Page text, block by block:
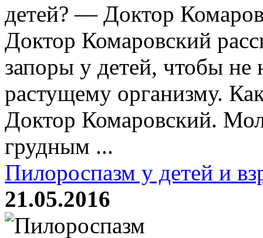
детей? — Доктор
Доктор Комаровский
запоры у детей, чтобы не
растущему организму.
Доктор Комаровский.
грудным ...
Пилороспазм у детей и
21.05.2016